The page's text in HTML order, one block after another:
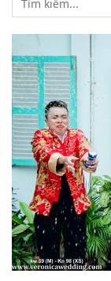
VERONICA
Địa chỉ: Số 1030
gần Lotte Mart
Hotline:
Email: